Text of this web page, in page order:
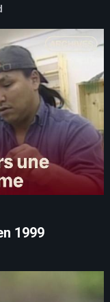
1999